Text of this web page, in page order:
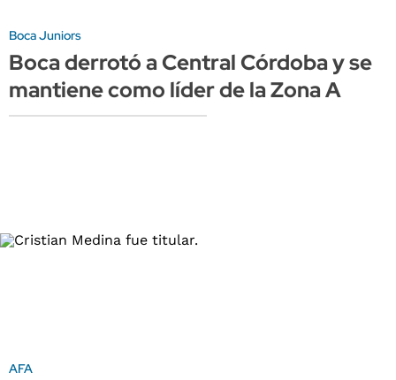
Boca Juniors
Boca derrotó a Central Córdoba y se
mantiene como líder de la Zona A
AFA